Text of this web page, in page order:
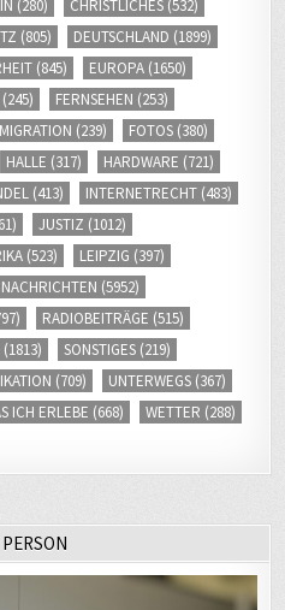
(239) FOTOS(380)
HALLE(317) HARDWARE(721)
(413) INTERNETRECHT
JUSTIZ(1012)
(523) LEIPZIG(397)
NACHRICHTEN(5952)
RADIOBEITRÄGE
(1813) SONSTIGES(219)
(709) UNTERWEGS
ICH ERLEBE(668) WETTER